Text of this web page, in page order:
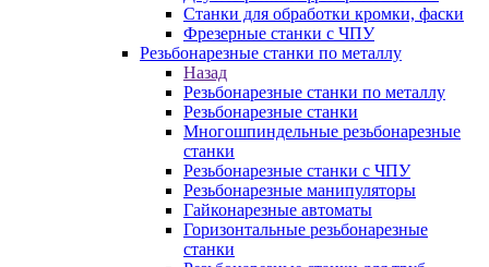
Станки для обработки кромки, фаски
Фрезерные станки с ЧПУ
Резьбонарезные станки по металлу
Назад
Резьбонарезные станки по металлу
Резьбонарезные станки
Многошпиндельные резьбонарезные
станки
Резьбонарезные станки с ЧПУ
Резьбонарезные манипуляторы
Гайконарезные автоматы
Горизонтальные резьбонарезные
станки